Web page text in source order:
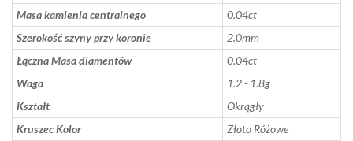
Masa kamienia centralnego
0.04ct
Szerokość szyny przy koronie
2.0mm
Łączna Masa diamentów
0.04ct
Waga
1.2 - 1.8g
Kształt
Okrągły
Kruszec Kolor
Złoto Różowe